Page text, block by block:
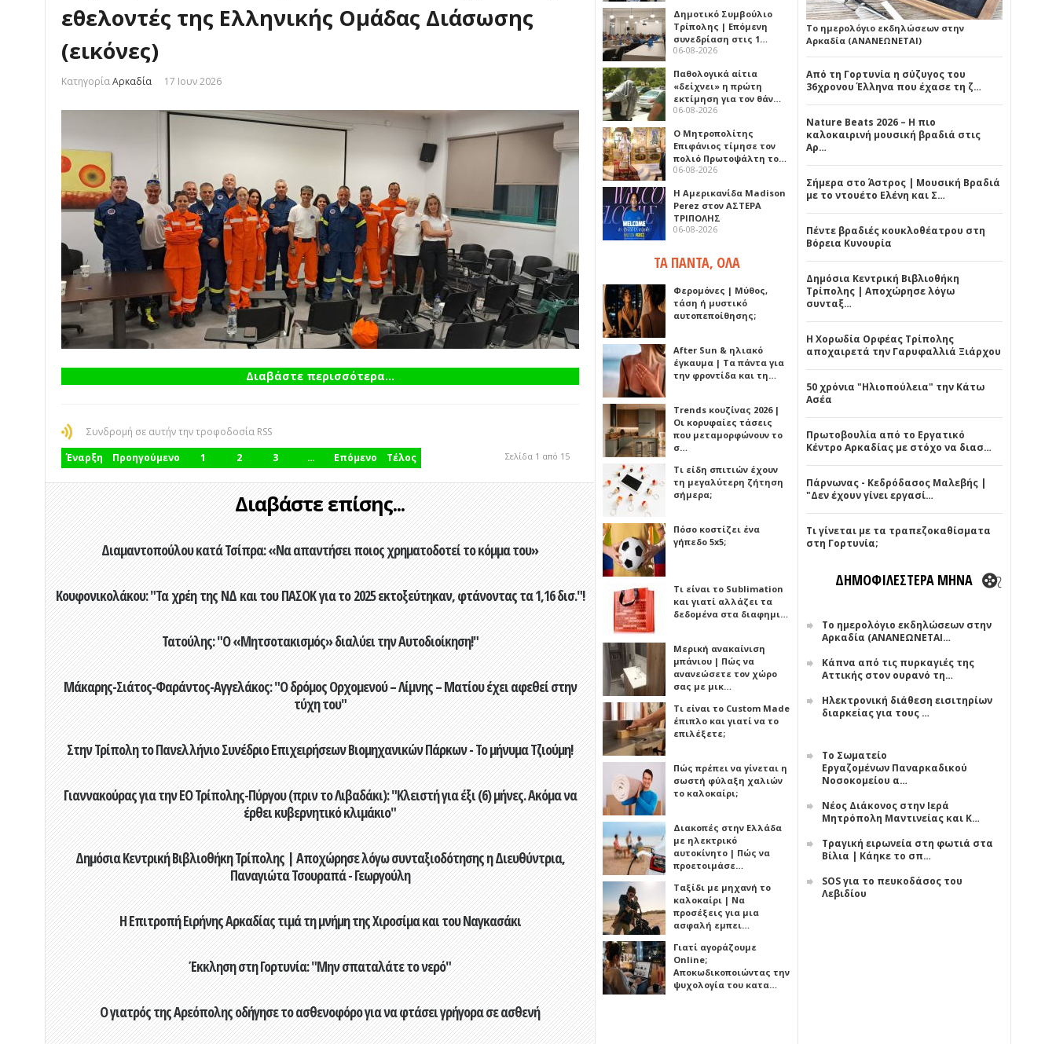
εθελοντές της Ελληνικής Ομάδας Διάσωσης
(εικόνες)
ΚατηγορίαΑρκαδία 17 Ιουν 2026
Διαβάστε περισσότερα...
Συνδρομή σε αυτήν την τροφοδοσία RSS
Έναρξη
Προηγούμενο 1 2 3 … Επόμενο Τέλος Σελίδα 1 από 15
Διαβάστε επίσης...
Διαμαντοπούλου κατά Τσίπρα: «Να απαντήσει ποιος χρηματοδοτεί το κόμμα του»
Κουφονικολάκου: "Τα χρέη της ΝΔ και του ΠΑΣΟΚ για το 2025 εκτοξεύτηκαν, φτάνοντας τα 1,16 δισ."!
Τατούλης: "Ο «Μητσοτακισμός» διαλύει την Αυτοδιοίκηση!"
Μάκαρης-Σιάτος-Φαράντος-Αγγελάκος: "Ο δρόμος Ορχομενού – Λίμνης – Ματίου έχει αφεθεί στην
τύχη του"
Στην Τρίπολη το Πανελλήνιο Συνέδριο Επιχειρήσεων Βιομηχανικών Πάρκων - Το μήνυμα Τζιούμη!
Γιαννακούρας για την EO Τρίπολης-Πύργου (πριν το Λιβαδάκι): "Κλειστή για έξι (6) μήνες. Ακόμα να
έρθει κυβερνητικό κλιμάκιο"
Δημόσια Κεντρική Βιβλιοθήκη Τρίπολης | Αποχώρησε λόγω συνταξιοδότησης η Διευθύντρια,
Παναγιώτα Τσουραπά - Γεωργούλη
Η Επιτροπή Ειρήνης Αρκαδίας τιμά τη μνήμη της Χιροσίμα και του Ναγκασάκι
Έκκληση στη Γορτυνία: "Μην σπαταλάτε το νερό"
Ο γιατρός της Αρεόπολης οδήγησε το ασθενοφόρο για να φτάσει γρήγορα σε ασθενή
Δημοτικό Συμβούλιο
Τρίπολης | Επόμενη
συνεδρίαση στις 1…
06-08-2026
Παθολογικά αίτια
«δείχνει» η πρώτη
εκτίμηση για τον θάν…
06-08-2026
Ο Μητροπολίτης
Επιφάνιος τίμησε τον
πολιό Πρωτοψάλτη το…
06-08-2026
Η Αμερικανίδα Madison
Perez στον ΑΣΤΕΡΑ
ΤΡΙΠΟΛΗΣ
06-08-2026
ΤΑ ΠΑΝΤΑ, ΟΛΑ
Φερομόνες | Μύθος,
τάση ή μυστικό
αυτοπεποίθησης;
After Sun & ηλιακό
έγκαυμα | Τα πάντα για
την φροντίδα και τη…
Trends κουζίνας 2026 |
Οι κορυφαίες τάσεις
που μεταμορφώνουν το
σ…
Τι είδη σπιτιών έχουν
τη μεγαλύτερη ζήτηση
σήμερα;
Πόσο κοστίζει ένα
γήπεδο 5x5;
Τι είναι το Sublimation
και γιατί αλλάζει τα
δεδομένα στα διαφημι…
Μερική ανακαίνιση
μπάνιου | Πώς να
ανανεώσετε τον χώρο
σας με μικ…
Τι είναι το Custom Made
έπιπλο και γιατί να το
επιλέξετε;
Πώς πρέπει να γίνεται η
σωστή φύλαξη χαλιών
το καλοκαίρι;
Διακοπές στην Ελλάδα
με ηλεκτρικό
αυτοκίνητο | Πώς να
προετοιμάσε…
Ταξίδι με μηχανή το
καλοκαίρι | Να
προσέξεις για μια
ασφαλή εμπει…
Γιατί αγοράζουμε
Online;
Αποκωδικοποιώντας την
ψυχολογία του κατα…
Το ημερολόγιο εκδηλώσεων στην
Αρκαδία (ΑΝΑΝΕΩΝΕΤΑΙ)
Από τη Γορτυνία η σύζυγος του
36χρονου Έλληνα που έχασε τη ζ…
Nature Beats 2026 – Η πιο
καλοκαιρινή μουσική βραδιά στις
Αρ…
Σήμερα στο Άστρος | Μουσική Βραδιά
με το ντουέτο Ελένη και Σ…
Πέντε βραδιές κουκλοθέατρου στη
Βόρεια Κυνουρία
Δημόσια Κεντρική Βιβλιοθήκη
Τρίπολης | Αποχώρησε λόγω
συνταξ…
Η Χορωδία Ορφέας Τρίπολης
αποχαιρετά την Γαρυφαλλιά Ξιάρχου
50 χρόνια "Ηλιοπούλεια" την Κάτω
Ασέα
Πρωτοβουλία από το Εργατικό
Κέντρο Αρκαδίας με στόχο να διασ…
Πάρνωνας - Κεδρόδασος Μαλεβής |
"Δεν έχουν γίνει εργασί…
Τι γίνεται με τα τραπεζοκαθίσματα
στη Γορτυνία;
ΔΗΜΟΦΙΛΕΣΤΕΡΑ ΜΗΝΑ
Το ημερολόγιο εκδηλώσεων στην
Αρκαδία (ΑΝΑΝΕΩΝΕΤΑΙ…
Κάπνα από τις πυρκαγιές της
Αττικής στον ουρανό τη…
Ηλεκτρονική διάθεση εισιτηρίων
διαρκείας για τους …
Το Σωματείο
Εργαζομένων Παναρκαδικού
Νοσοκομείου α…
Νέος Διάκονος στην Ιερά
Μητρόπολη Μαντινείας και Κ…
Τραγική ειρωνεία στη φωτιά στα
Βίλια | Κάηκε το σπ…
SOS για το πευκοδάσος του
Λεβιδίου